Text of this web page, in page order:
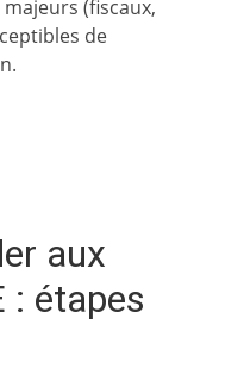
(fiscaux,
de
aux
: étapes